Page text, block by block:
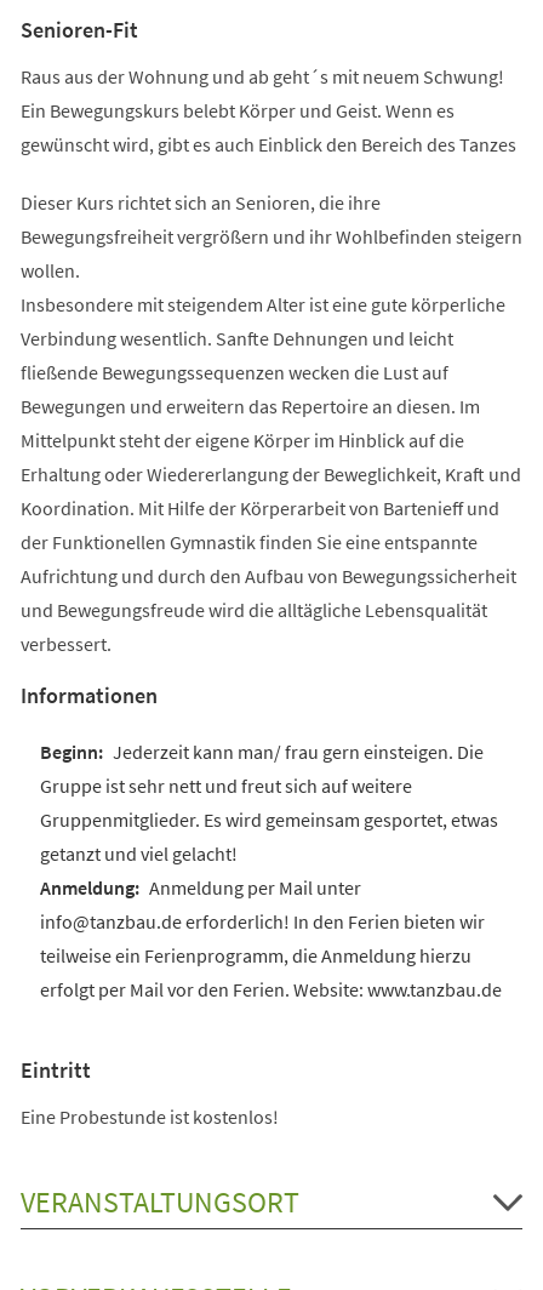
Senioren-Fit
Raus aus der Wohnung und ab geht´s mit neuem Schwung!
Ein Bewegungskurs belebt Körper und Geist. Wenn es
gewünscht wird, gibt es auch Einblick den Bereich des Tanzes
Dieser Kurs richtet sich an Senioren, die ihre
Bewegungsfreiheit vergrößern und ihr Wohlbefinden steigern
wollen.
Insbesondere mit steigendem Alter ist eine gute körperliche
Verbindung wesentlich. Sanfte Dehnungen und leicht
fließende Bewegungssequenzen wecken die Lust auf
Bewegungen und erweitern das Repertoire an diesen. Im
Mittelpunkt steht der eigene Körper im Hinblick auf die
Erhaltung oder Wiedererlangung der Beweglichkeit, Kraft und
Koordination. Mit Hilfe der Körperarbeit von Bartenieff und
der Funktionellen Gymnastik finden Sie eine entspannte
Aufrichtung und durch den Aufbau von Bewegungssicherheit
und Bewegungsfreude wird die alltägliche Lebensqualität
verbessert.
Informationen
Jederzeit kann man/ frau gern einsteigen. Die
Gruppe ist sehr nett und freut sich auf weitere
Gruppenmitglieder. Es wird gemeinsam gesportet, etwas
getanzt und viel gelacht!
Anmeldung per Mail unter
info@tanzbau.de erforderlich! In den Ferien bieten wir
teilweise ein Ferienprogramm, die Anmeldung hierzu
erfolgt per Mail vor den Ferien. Website: www.tanzbau.de
Eintritt
Eine Probestunde ist kostenlos!
VERANSTALTUNGSORT